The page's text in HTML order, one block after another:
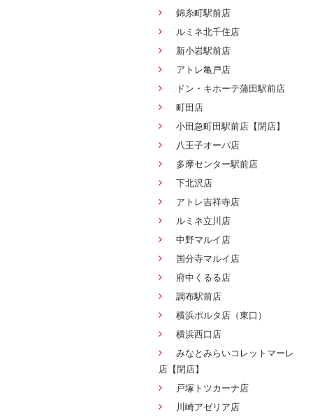
錦糸町駅前店
ルミネ北千住店
新小岩駅前店
アトレ亀戸店
ドン・キホーテ蒲田駅前店
町田店
小田急町田駅前店【閉店】
八王子オーパ店
多摩センター駅前店
下北沢店
アトレ吉祥寺店
ルミネ立川店
中野マルイ店
国分寺マルイ店
府中くるる店
調布駅前店
横浜ポルタ店（東口）
横浜西口店
みなとみらいコレットマーレ
店【閉店】
戸塚トツカーナ店
川崎アゼリア店